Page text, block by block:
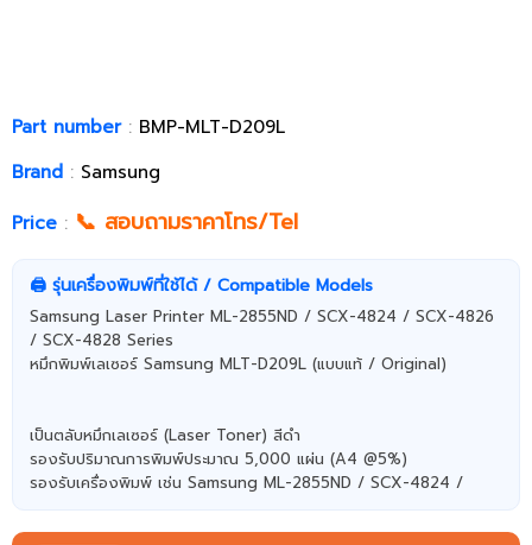
Part number: BMP-MLT-D209L
Brand : Samsung
Price : 📞 สอบถามราคาโทร/Tel
🖨️ รุ่นเครื่องพิมพ์ที่ใช้ได้ / Compatible Models
Samsung Laser Printer ML-2855ND / SCX-4824 / SCX-4826
/ SCX-4828 Series
หมึกพิมพ์เลเซอร์ Samsung​​​​​​​ MLT-D209L (แบบแท้ / Original)
เป็นตลับหมึกเลเซอร์ (Laser Toner) สีดำ
รองรับปริมาณการพิมพ์ประมาณ 5,000 แผ่น (A4 @5%)
รองรับเครื่องพิมพ์ เช่น Samsung ML-2855ND / SCX-4824 /
SCX-4826 / SCX-4828 Series